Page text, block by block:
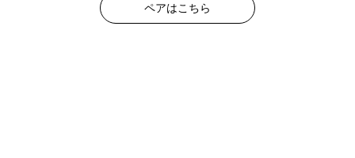
ペアはこちら